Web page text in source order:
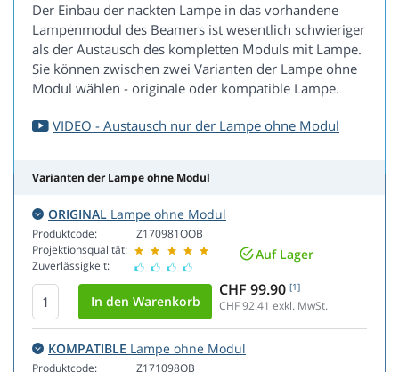
Der Einbau der nackten Lampe in das vorhandene
Lampenmodul des Beamers ist wesentlich schwieriger
als der Austausch des kompletten Moduls mit Lampe.
Sie können zwischen zwei Varianten der Lampe ohne
Modul wählen - originale oder kompatible Lampe.
VIDEO - Austausch nur der Lampe ohne Modul
Varianten der Lampe ohne Modul
ORIGINAL Lampe ohne Modul
Produktcode:
Projektionsqualität:
Zuverlässigkeit:
Z170981OOB
Auf Lager
CHF 99.90 [1]
CHF 92.41 exkl. MwSt.
KOMPATIBLE Lampe ohne Modul
Produktcode: Z171098OB